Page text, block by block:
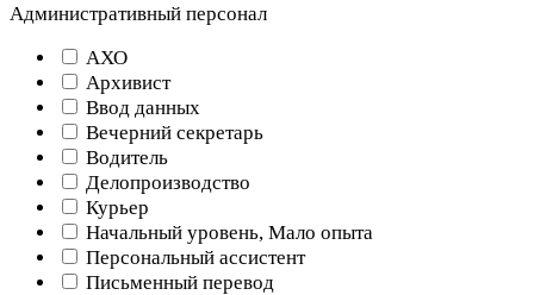
Административный персонал
АХО
Архивист
Ввод данных
Вечерний секретарь
Водитель
Делопроизводство
Курьер
Начальный уровень, Мало опыта
Персональный ассистент
Письменный перевод